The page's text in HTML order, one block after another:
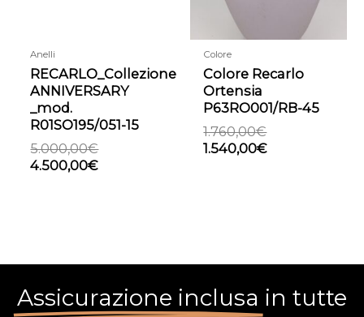
Anelli
RECARLO_Collezione
ANNIVERSARY
_mod.
R01SO195/051-15
5.000,00€
4.500,00€
Colore
Colore Recarlo
Ortensia
P63RO001/RB-45
1.760,00€
1.540,00€
Assicurazione inclusa in tutte